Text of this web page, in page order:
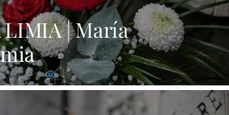
LIMIA | María